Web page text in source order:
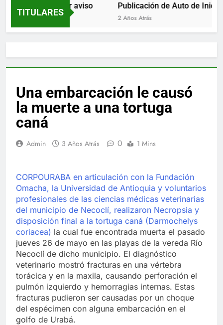
TITULARES
Notificación por aviso
2 Años Atrás
Publicación de Auto de Inicio
2 Años Atrás
Una embarcación le causó
la muerte a una tortuga
caná
Admin 3 Años Atrás 0 1 Mins
CORPOURABA en articulación con la Fundación
Omacha, la Universidad de Antioquia y voluntarios
profesionales de las ciencias médicas veterinarias
del municipio de Necoclí, realizaron Necropsia y
disposición final a la tortuga caná (Darmochelys
coriacea) la cual fue encontrada muerta el pasado
jueves 26 de mayo en las playas de la vereda Río
Necoclí de dicho municipio. El diagnóstico
veterinario mostró fracturas en una vértebra
torácica y en la maxila, causando perforación el
pulmón izquierdo y hemorragias internas. Estas
fracturas pudieron ser causadas por un choque
del espécimen con alguna embarcación en el
golfo de Urabá.